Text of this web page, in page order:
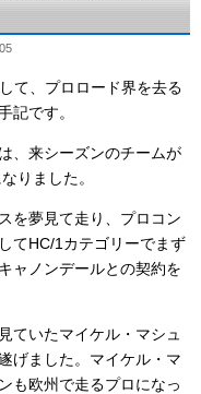
て、プロロード界を去る
記です。
、来シーズンのチームが
りました。
を夢見て走り、プロコン
てHC/1カテゴリーでまず
ャノンデールとの契約を
ていたマイケル・マシュ
げました。マイケル・マ
も欧州で走るプロになっ